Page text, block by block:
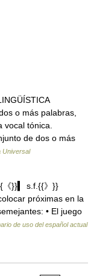
o más palabras,
tónica.
de dos o más
Universal
《}}▍ s.f.{{》}}
próximas en la
• El juego
de uso del español actual